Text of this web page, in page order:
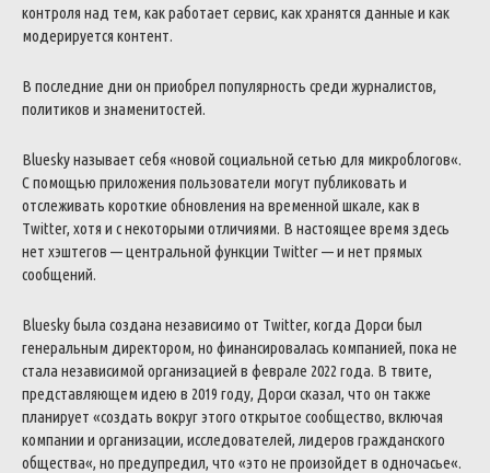
контроля над тем, какработает сервис, какхранятся данные и как
модерируется контент.
В последние дни он приобрел популярность среди журналистов,
политиков и знаменитостей.
Blueskyназывает себя «новой социальной сетью для микроблогов«.
Спомощью приложения пользователи могут публиковать и
отслеживать короткие обновления на временной шкале, какв
Twitter, хотя и снекоторыми отличиями. В настоящее время здесь
нет хэштегов —центральной функции Twitter—и нет прямых
сообщений.
Blueskyбыла создана независимо от Twitter, когда Дорси был
генеральным директором, но финансировалась компанией, пока не
стала независимой организацией в феврале 2022 года. В твите,
представляющем идею в 2019 году, Дорси сказал, что он также
планирует «создать вокругэтого открытое сообщество, включая
компании и организации, исследователей, лидеров гражданского
общества«, но предупредил, что «это не произойдет в одночасье«.